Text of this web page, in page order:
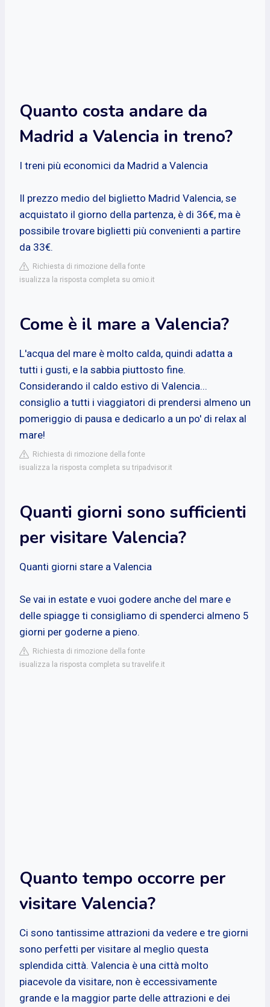
Quanto costa andare da
Madrid a Valencia in treno?
I treni più economici da Madrid a Valencia
Il prezzo medio del biglietto Madrid Valencia, se
acquistato il giorno della partenza, è di 36€, ma è
possibile trovare biglietti più convenienti a partire
da 33€.
Richiesta di rimozione della fonte
isualizza la risposta completa su omio.it
Come è il mare a Valencia?
L'acqua del mare è molto calda, quindi adatta a
tutti i gusti, e la sabbia piuttosto fine.
Considerando il caldo estivo di Valencia...
consiglio a tutti i viaggiatori di prendersi almeno un
pomeriggio di pausa e dedicarlo a un po' di relax al
mare!
Richiesta di rimozione della fonte
isualizza la risposta completa su tripadvisor.it
Quanti giorni sono sufficienti
per visitare Valencia?
Quanti giorni stare a Valencia
Se vai in estate e vuoi godere anche del mare e
delle spiagge ti consigliamo di spenderci almeno 5
giorni per goderne a pieno.
Richiesta di rimozione della fonte
isualizza la risposta completa su travelife.it
Quanto tempo occorre per
visitare Valencia?
Ci sono tantissime attrazioni da vedere e tre giorni
sono perfetti per visitare al meglio questa
splendida città. Valencia è una città molto
piacevole da visitare, non è eccessivamente
grande e la maggior parte delle attrazioni e dei